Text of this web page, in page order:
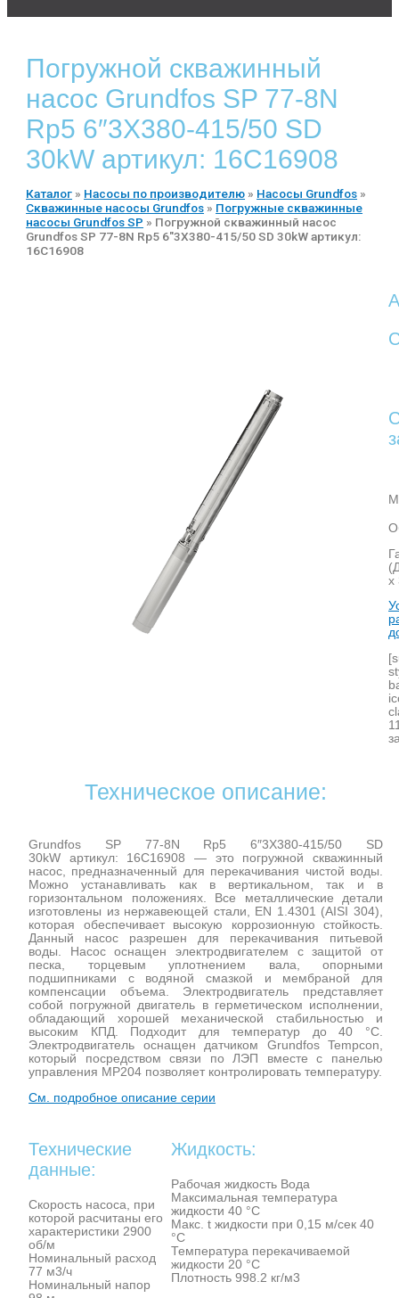
Погружной скважинный
насос Grundfos SP 77-8N
Rp5 6″3X380-415/50 SD
30kW артикул: 16C16908
Каталог » Насосы по производителю » Насосы Grundfos »
Скважинные насосы Grundfos » Погружные скважинные
насосы Grundfos SP » Погружной скважинный насос
Grundfos SP 77-8N Rp5 6″3X380-415/50 SD 30kW артикул:
16C16908
х
Техническое описание:
Grundfos SP 77-8N Rp5 6″3X380-415/50 SD
30kW артикул: 16C16908 — это погружной скважинный
насос, предназначенный для перекачивания чистой воды.
Можно устанавливать как в вертикальном, так и в
горизонтальном положениях. Все металлические детали
изготовлены из нержавеющей стали, EN 1.4301 (AISI 304),
которая обеспечивает высокую коррозионную стойкость.
Данный насос разрешен для перекачивания питьевой
воды. Насос оснащен электродвигателем с защитой от
песка, торцевым уплотнением вала, опорными
подшипниками с водяной смазкой и мембраной для
компенсации объема. Электродвигатель представляет
собой погружной двигатель в герметическом исполнении,
обладающий хорошей механической стабильностью и
высоким КПД. Подходит для температур до 40 °C.
Электродвигатель оснащен датчиком Grundfos Tempcon,
который посредством связи по ЛЭП вместе с панелью
управления MP204 позволяет контролировать температуру.
См. подробное описание серии
Технические
данные:
Скорость насоса, при
которой расчитаны его
характеристики 2900
об/м
Номинальный расход
77 м3/ч
Номинальный напор
Жидкость:
Рабочая жидкость Вода
Максимальная температура
жидкости 40 °C
Макс. t жидкости при 0,15 м/сек 40
°C
Температура перекачиваемой
жидкости 20 °C
Плотность 998.2 кг/м3